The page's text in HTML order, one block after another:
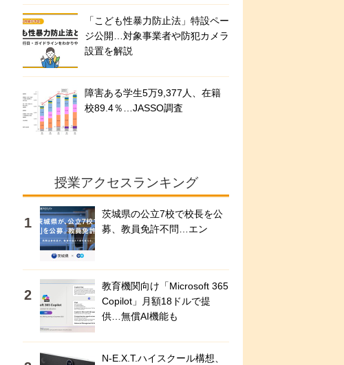
「こども性暴力防止法」特設ペー
ジ公開…対象事業者や防犯カメラ
設置を解説
障害ある学生5万9,377人、在籍
校89.4％…JASSO調査
授業アクセスランキング
茨城県の公立7校で校長を公
募、教員免許不問…エン
教育機関向け「Microsoft 365
Copilot」月額18ドルで提
供…無償AI機能も
N-E.X.T.ハイスクール構想、